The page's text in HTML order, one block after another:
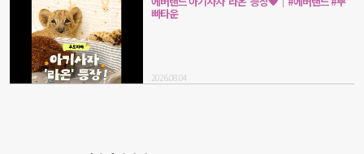
빠타운
2026.08.04